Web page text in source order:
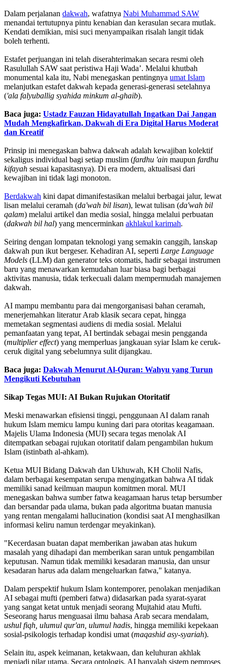
‎Dalam perjalanan dakwah, wafatnya Nabi Muhammad SAW
menandai tertutupnya pintu kenabian dan kerasulan secara mutlak.
Kendati demikian, misi suci menyampaikan risalah langit tidak
boleh terhenti.
‎Estafet perjuangan ini telah diserahterimakan secara resmi oleh
Rasulullah SAW saat peristiwa Haji Wada’. Melalui khutbah
monumental kala itu, Nabi menegaskan pentingnya umat Islam
melanjutkan estafet dakwah kepada generasi-generasi setelahnya
('ala falyuballig syahida minkum al-ghaib).
Baca juga: Ustadz Fauzan Hidayatullah Ingatkan Dai Jangan
Mudah Mengkafirkan, Dakwah di Era Digital Harus Moderat
dan Kreatif
‎Prinsip ini menegaskan bahwa dakwah adalah kewajiban kolektif
sekaligus individual bagi setiap muslim (fardhu 'ain maupun fardhu
kifayah sesuai kapasitasnya). Di era modern, aktualisasi dari
kewajiban ini tidak lagi monoton.
Berdakwah kini dapat dimanifestasikan melalui berbagai jalur, lewat
lisan melalui ceramah (da'wah bil lisan), lewat tulisan (da'wah bil
qalam) melalui artikel dan media sosial, hingga melalui perbuatan
(dakwah bil hal) yang mencerminkan akhlakul karimah.
‎Seiring dengan lompatan teknologi yang semakin canggih, lanskap
dakwah pun ikut bergeser. Kehadiran AI, seperti Large Language
Models (LLM) dan generator teks otomatis, hadir sebagai instrumen
baru yang menawarkan kemudahan luar biasa bagi berbagai
aktivitas manusia, tidak terkecuali dalam mempermudah manajemen
dakwah.
‎AI mampu membantu para dai mengorganisasi bahan ceramah,
menerjemahkan literatur Arab klasik secara cepat, hingga
memetakan segmentasi audiens di media sosial. Melalui
pemanfaatan yang tepat, AI bertindak sebagai mesin pengganda
(multiplier effect) yang memperluas jangkauan syiar Islam ke ceruk-
ceruk digital yang sebelumnya sulit dijangkau.
Baca juga: Dakwah Menurut Al-Quran: Wahyu yang Turun
Mengikuti Kebutuhan
‎Sikap Tegas MUI: AI Bukan Rujukan Otoritatif
‎Meski menawarkan efisiensi tinggi, penggunaan AI dalam ranah
hukum Islam memicu lampu kuning dari para otoritas keagamaan.
Majelis Ulama Indonesia (MUI) secara tegas menolak AI
ditempatkan sebagai rujukan otoritatif dalam pengambilan hukum
Islam (istinbath al-ahkam).
‎Ketua MUI Bidang Dakwah dan Ukhuwah, KH Cholil Nafis,
dalam berbagai kesempatan serupa mengingatkan bahwa AI tidak
memiliki sanad keilmuan maupun komitmen moral. MUI
menegaskan bahwa sumber fatwa keagamaan harus tetap bersumber
dan bersandar pada ulama, bukan pada algoritma buatan manusia
yang rentan mengalami hallucination (kondisi saat AI menghasilkan
informasi keliru namun terdengar meyakinkan).
‎"Kecerdasan buatan dapat memberikan jawaban atas hukum
masalah yang dihadapi dan memberikan saran untuk pengambilan
keputusan. Namun tidak memiliki kesadaran manusia, dan unsur
kesadaran harus ada dalam mengeluarkan fatwa," katanya.
‎Dalam perspektif hukum Islam kontemporer, penolakan menjadikan
AI sebagai mufti (pemberi fatwa) didasarkan pada syarat-syarat
yang sangat ketat untuk menjadi seorang Mujtahid atau Mufti.
Seseorang harus menguasai ilmu bahasa Arab secara mendalam,
ushul fiqh, ulumul qur'an, ulumul hadis, hingga memiliki kepekaan
sosial-psikologis terhadap kondisi umat (maqashid asy-syariah).
‎Selain itu, aspek keimanan, ketakwaan, dan keluhuran akhlak
menjadi pilar utama. Secara ontologis, AI hanyalah sistem pemroses